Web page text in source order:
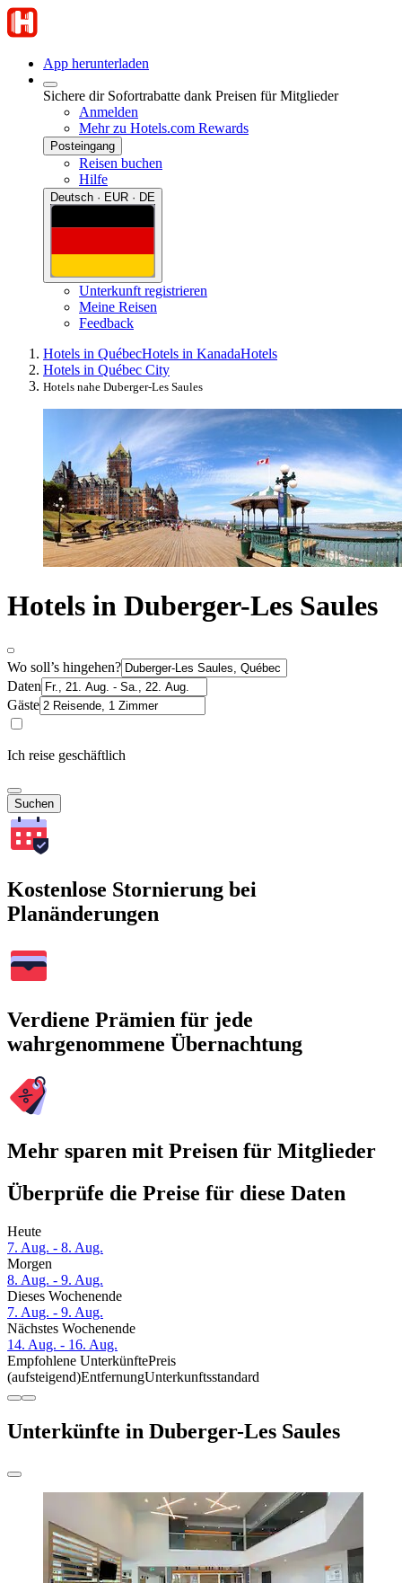
App herunterladen
Sichere dir Sofortrabatte dank Preisen für Mitglieder
Anmelden
Mehr zu Hotels.com Rewards
Posteingang
Reisen buchen
Hilfe
Deutsch · EUR · DE
Unterkunft registrieren
Meine Reisen
Feedback
Hotels in QuébecHotels in KanadaHotels
Hotels in Québec City
Hotels nahe Duberger-Les Saules
Hotels in Duberger-Les Saules
Wo soll’s hingehen?
Daten
Gäste
Ich reise geschäftlich
Suchen
Kostenlose Stornierung bei
Planänderungen
Verdiene Prämien für jede
wahrgenommene Übernachtung
Mehr sparen mit Preisen für Mitglieder
Überprüfe die Preise für diese Daten
Heute
7. Aug. - 8. Aug.
Morgen
8. Aug. - 9. Aug.
Dieses Wochenende
7. Aug. - 9. Aug.
Nächstes Wochenende
14. Aug. - 16. Aug.
Empfohlene UnterkünftePreis
(aufsteigend)EntfernungUnterkunftsstandard
Unterkünfte in Duberger-Les Saules